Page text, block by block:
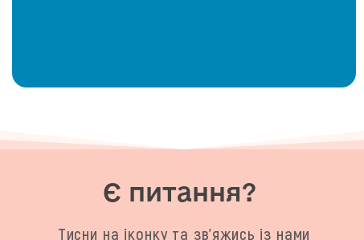
Є питання?
Тисни на іконку та зв'яжись із нами